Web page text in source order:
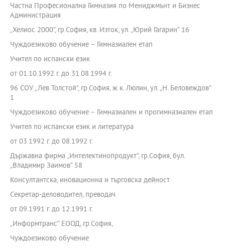
Частна Професионална Гимназия по Мениджмънт и Бизнес
Администрация
„Хелиос 2000”, гр.София, кв. Изток, ул. „Юрий Гагарин” 16
Чуждоезиково обучение – Гимназиален етап
Учител по испански език
от 01.10.1992 г. до 31.08.1994 г.
96 СОУ „Лев Толстой”, гр.София, ж.к. Люлин, ул. „Н. Беловеждов”
1
Чуждоезиково обучение – Гимназиален и прогимназиален етап
Учител по испански език и литература
от 03.1992 г. до 08.1992 г.
Държавна фирма „Интелектинопродукт”, гр.София, бул.
„Владимир Заимов” 58
Консултантска, иновационна и търговска дейност
Секретар-деловодител, преводач
от 09.1991 г. до 12.1991 г.
„Информтранс” ЕООД, гр.София,
Чуждоезиково обучение